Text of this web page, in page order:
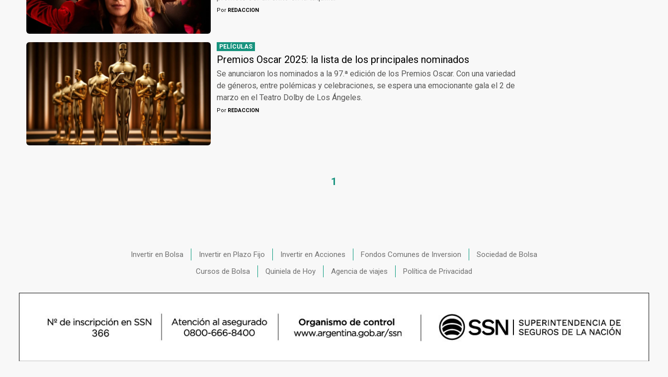
Por REDACCION
PELÍCULAS
Premios Oscar 2025: la lista de los principales nominados
Se anunciaron los nominados a la 97.ª edición de los Premios Oscar. Con una variedad
de géneros, entre polémicas y celebraciones, se espera una emocionante gala el 2 de
marzo en el Teatro Dolby de Los Ángeles.
Por REDACCION
1
Invertir en Bolsa Invertir en Plazo Fijo Invertir en Acciones Fondos Comunes de Inversion
Sociedad de Bolsa
Cursos de Bolsa
Quiniela de Hoy Agencia de viajes Política de Privacidad